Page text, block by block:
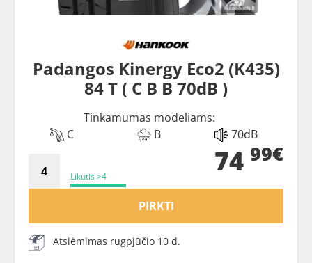
Padangos Kinergy Eco2 (K435)
84 T ( C B B 70dB )
Tinkamumas modeliams:
C
B 70dB
Likutis >4 74 99€
PIRKTI
Atsiėmimas rugpjūčio 10 d.